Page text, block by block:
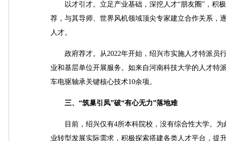
以才引才。立足产业基础，深挖人才“朋友圈”，积
荐，与其导师、世界风机领域顶尖专家建立合作关系，
人才。
政府荐才。从2022年开始，绍兴市实施人才特派员
业和基层单位开展服务。如来自河南科技大学的人才特
车电驱轴承关键核心技术10余项。
三、“筑巢引凤”破“有心无力”落地难
目前，绍兴仅有4所本科院校，没有综合性大学。为
业转型发展实际需求，积极探索搭建各类人才平台，提